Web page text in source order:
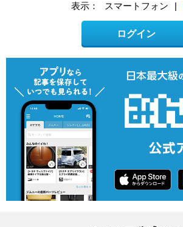
表示： スマートフォン |
ログイン